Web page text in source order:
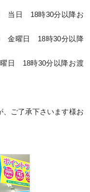
日 18時30分以降お
曜日 18時30分以降
18時30分以降お渡
、ご了承下さいます様お